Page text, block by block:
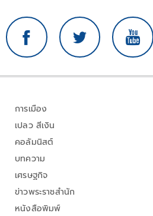
การเมือง
เปลว สีเงิน
คอลัมนิสต์
บทความ
เศรษฐกิจ
ข่าวพระราชสำนัก
หนังสือพิมพ์